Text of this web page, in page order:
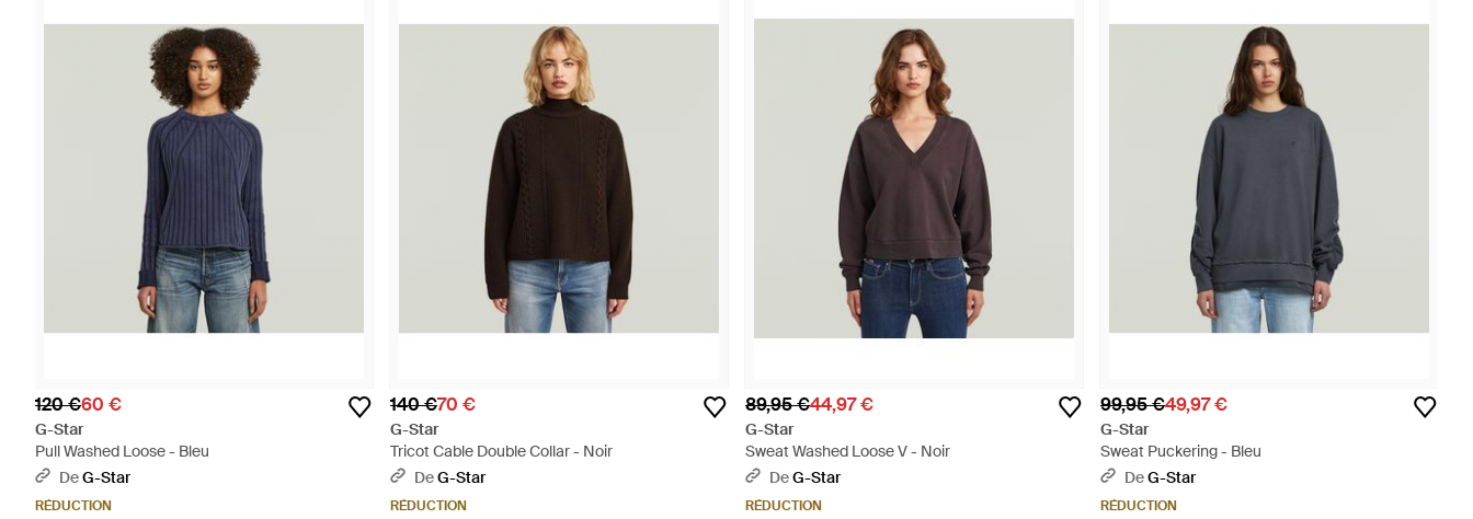
120 €60 €
G-Star
Pull Washed Loose - Bleu
DeG-Star
RÉDUCTION
140 €70 €
G-Star
Tricot Cable Double Collar - Noir
DeG-Star
RÉDUCTION
89,95 €44,97 €
G-Star
Sweat Washed Loose V - Noir
DeG-Star
RÉDUCTION
99,95 €49,97 €
G-Star
Sweat Puckering - Bleu
DeG-Star
RÉDUCTION